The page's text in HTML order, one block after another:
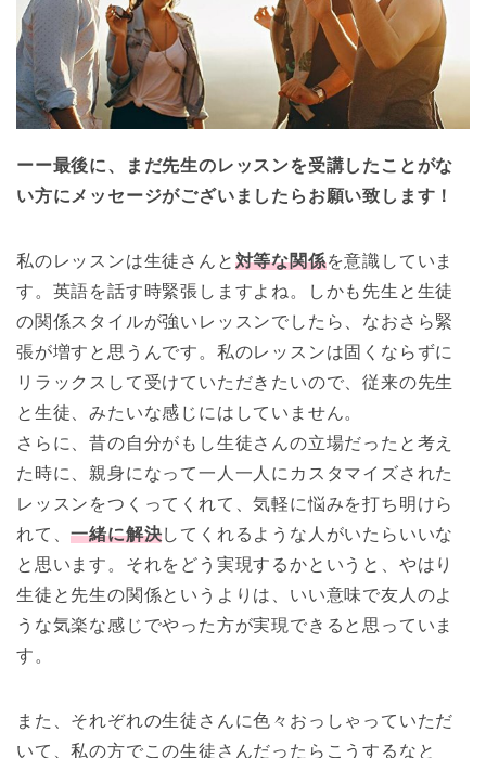
ーー最後に、まだ先生のレッスンを受講したことがな
い方にメッセージがございましたらお願い致します！
私のレッスンは生徒さんと 対等な関係を意識していま
す。英語を話す時緊張しますよね。しかも先生と生徒
の関係スタイルが強いレッスンでしたら、なおさら緊
張が増すと思うんです。私のレッスンは固くならずに
リラックスして受けていただきたいので、従来の先生
と生徒、みたいな感じにはしていません。
さらに、昔の自分がもし生徒さんの立場だったと考え
た時に、親身になって一人一人にカスタマイズされた
レッスンをつくってくれて、気軽に悩みを打ち明けら
れて、一緒に解決してくれるような人がいたらいいな
と思います。それをどう実現するかというと、やはり
生徒と先生の関係というよりは、いい意味で友人のよ
うな気楽な感じでやった方が実現できると思っていま
す。
また、それぞれの生徒さんに色々おっしゃっていただ
いて、私の方でこの生徒さんだったらこうするなと